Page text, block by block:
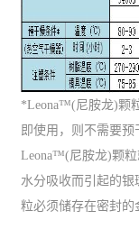
*Leona™(尼胺龙)颗
即使用，则不需要预
Leona™(尼胺龙)颗
水分吸收而引起的
粒必须储存在密封的